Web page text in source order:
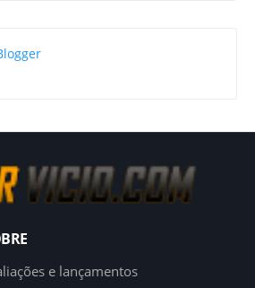
e lançamentos